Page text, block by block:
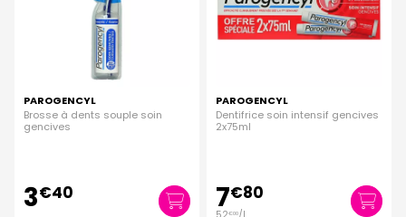
PAROGENCYL
Brosse à dents souple soin
gencives
3€40
PAROGENCYL
Dentifrice soin intensif gencives
2x75ml
7€80
€00